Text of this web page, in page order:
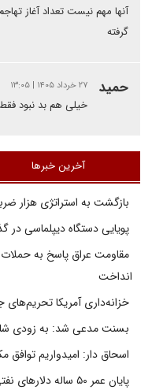
آنها مهم نیست تعداد آغاز
گرفته
حمید ۲۷ خرداد ۱۴۰۵ | ۱۳:۰۵
خیلی هم بد نبود فقط اون
آخرین خبرها
بازگشت به استراتژی هزار
پویایی دستگاه دیپلماسی در
مقاومت عراق پاسخ به حملات
انداخت
خزانه‌داری آمریکا تحریم‌های
بسنت مدعی شد: به زودی
اسحاق دار: امیدواریم
پایان عمر ۵۰ ساله دلارهای نفتی به دست ایران